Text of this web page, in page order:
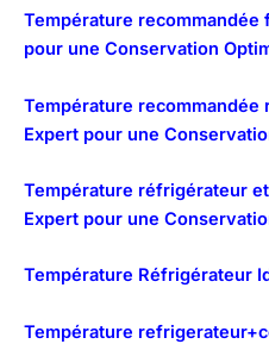
Température recommandée
pour une Conservation
Température recommandée
Expert pour une
Température réfrigérateur
Expert pour une
Température Réfrigérateur
Température